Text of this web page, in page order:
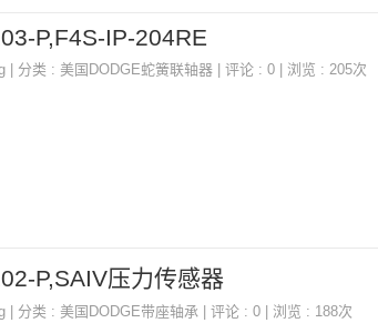
P,F4S-IP-204RE
| 分类 : 美国DODGE蛇簧联轴器 | 评论 : 0 | 浏览 : 205次
P,SAIV压力传感器
| 分类 : 美国DODGE带座轴承 | 评论 : 0 | 浏览 : 188次